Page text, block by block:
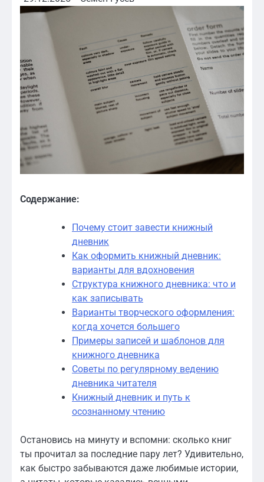
Содержание:
Почему стоит завести книжный
дневник
Как оформить книжный дневник:
варианты для вдохновения
Структура книжного дневника: что и
как записывать
Варианты творческого оформления:
когда хочется большего
Примеры записей и шаблонов для
книжного дневника
Советы по регулярному ведению
дневника читателя
Книжный дневник и путь к
осознанному чтению
Остановись на минуту и вспомни: сколько книг
ты прочитал за последние пару лет? Удивительно,
как быстро забываются даже любимые истории,